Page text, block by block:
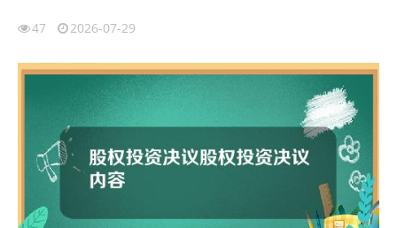
47 2026-07-29